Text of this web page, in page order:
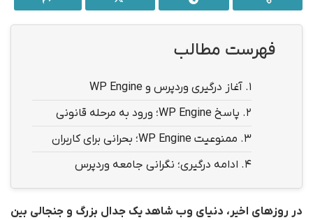
فهرست مطالب
1. آغاز درگیری وردپرس و WP Engine
2. پاسخ WP Engine؛ ورود به مرحله قانونی
3. ممنوعیت WP Engine؛ بحرانی برای کاربران
4. ادامه درگیری؛ نگرانی جامعه وردپرس
در روزهای اخیر، دنیای وب شاهد یک جدال بزرگ و جنجالی بین